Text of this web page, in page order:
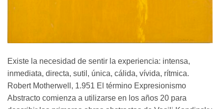
Existe la necesidad de sentir la experiencia: intensa,
inmediata, directa, sutil, única, cálida, vívida, rítmica.
Robert Motherwell, 1.951 El término Expresionismo
Abstracto comienza a utilizarse en los años 20 para